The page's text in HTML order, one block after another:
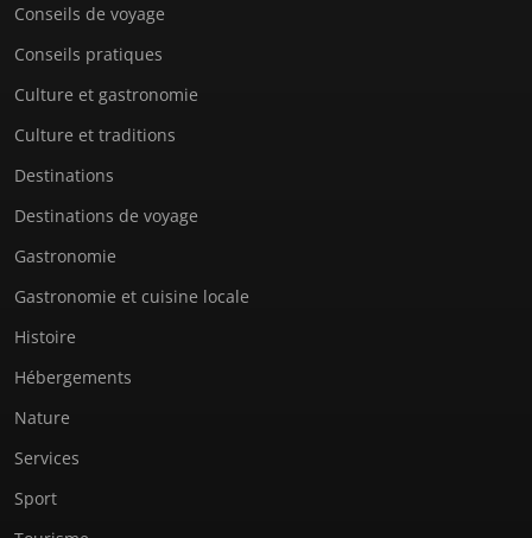
Conseils de voyage
Conseils pratiques
Culture et gastronomie
Culture et traditions
Destinations
Destinations de voyage
Gastronomie
Gastronomie et cuisine locale
Histoire
Hébergements
Nature
Services
Sport